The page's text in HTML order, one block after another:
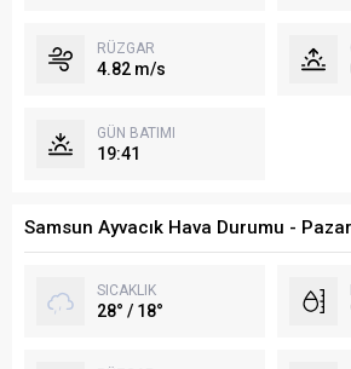
RÜZGAR
4.82 m/s
GÜN BATIMI
19:41
Samsun Ayvacık Hava Durumu -
SICAKLIK
28° / 18°